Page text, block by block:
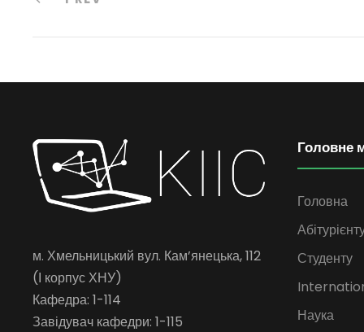
м. Хмельницький вул. Кам’янецька, 112
(І корпус ХНУ)
Кафедра: 1-114
Завідувач кафедри: 1-115
Головне
Головна
Студенту
Наука